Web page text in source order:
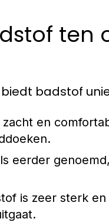
ten
badstof
en
eerder
is zeer sterk